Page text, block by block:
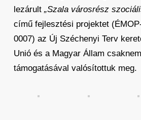
lezárult „Szala városrész
című fejlesztési projektet
0007) az Új Széchenyi Terv
Unió és a Magyar Állam
támogatásával valósítottuk meg.